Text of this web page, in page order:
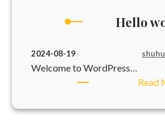
Hello
2024-08-19
Welcome to WordPress…
Read